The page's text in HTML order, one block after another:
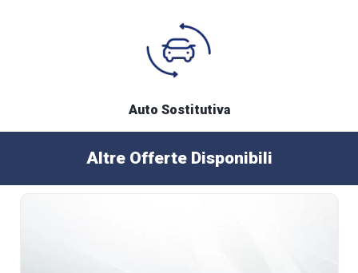
Auto Sostitutiva
Altre Offerte Disponibili